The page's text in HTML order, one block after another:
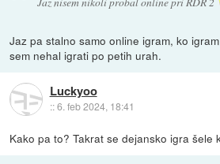
Jaz pa stalno samo online igram, ko
sem nehal igrati po petih urah.
Luckyoo
::6. feb 2024, 18:41
Kako pa to? Takrat se dejansko igra šele